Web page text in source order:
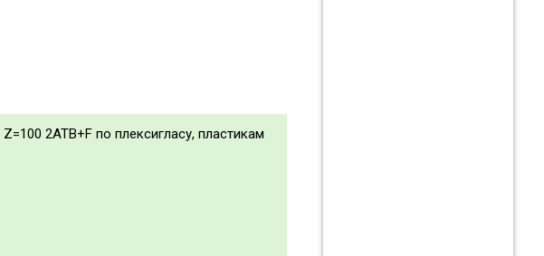
2ATB+F по плексигласу, пластикам